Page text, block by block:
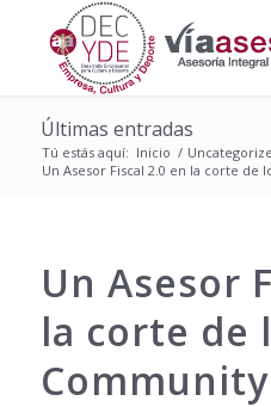
Últimas entradas
Tú estás aquí: Inicio /
Un Asesor Fiscal 2.0 en la corte de
Un Asesor
la corte de